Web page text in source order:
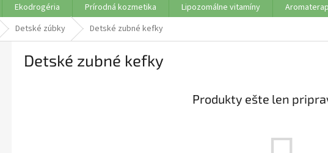
Ekodrogéria Prírodná kozmetika Lipozomálne vitamíny
Detské zúbky Detské zubné kefky
Detské zubné kefky
Produkty ešte len